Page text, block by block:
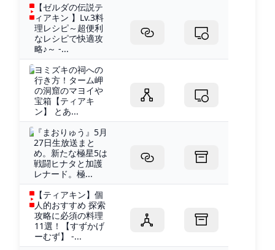
【ゼルダの伝説テ
ィアキン 】Lv.3料
理レシピ～超便利
なレシピで快適攻
略♪～ -...
ヨミズキの祠への
行き方！ターム岬
の洞窟のマヨイや
宝箱【ティアキ
ン】 とあ...
『まおりゅう』5月
27日生放送まと
め。新たな極星5は
戦闘ヒナタと加護
レナード。極...
【ティアキン】個
人的おすすめ 探索
攻略に必須の料理
11選！【すずかげ
ーむず】 -...